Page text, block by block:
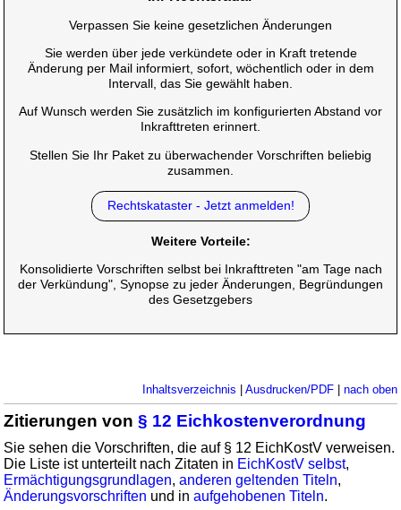
Verpassen Sie keine gesetzlichen Änderungen
Sie werden über jede verkündete oder in Kraft tretende
Änderung per Mail informiert, sofort, wöchentlich oder in dem
Intervall, das Sie gewählt haben.
Auf Wunsch werden Sie zusätzlich im konfigurierten Abstand vor
Inkrafttreten erinnert.
Stellen Sie Ihr Paket zu überwachender Vorschriften beliebig
zusammen.
Rechtskataster - Jetzt anmelden!
Weitere Vorteile:
Konsolidierte Vorschriften selbst bei Inkrafttreten "am Tage nach
der Verkündung", Synopse zu jeder Änderungen, Begründungen
des Gesetzgebers
Inhaltsverzeichnis Ausdrucken/PDF| nach oben
Zitierungen von§ 12 Eichkostenverordnung
Sie sehen die Vorschriften, die auf § 12 EichKostV verweisen.
Die Liste ist unterteilt nach Zitaten in EichKostV selbst,
Ermächtigungsgrundlagen,anderen geltenden Titeln,
Änderungsvorschriften und inaufgehobenen Titeln.